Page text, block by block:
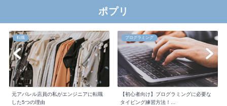
ポプリ
転職
元アパレル店員の私がエンジニアに転職
した5つの理由
プログラミング
【初心者向け】プログラミングに必要な
タイピング練習方法！...